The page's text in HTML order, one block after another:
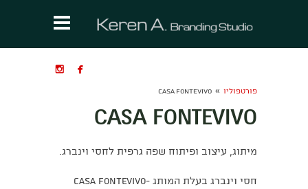


פורטפוליו »
CASA FONTEVIVO
CASA FONTEVIVO
מיתוג, עיצוב ופיתוח שפה גרפית לחסי וינברג.
חסי וינברג בעלת המותג Casa fontevivo-